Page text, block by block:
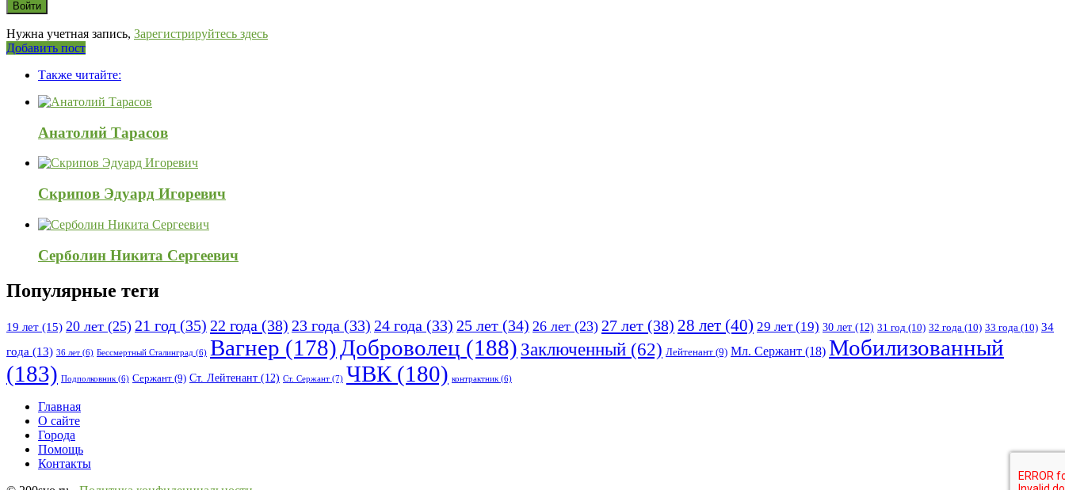
Нужна учетная запись, Зарегистрируйтесь здесь
Боковая
Добавить пост
120x600Также читайте:
Анатолий Тарасов
Скрипов Эдуард Игоревич
Серболин Никита Сергеевич
Популярные теги
19 лет (15) 20 лет (25) 21 год (35) 22 года (38) 23 года (33) 24 года (33) 25 лет (34) 26 лет (23) 27 лет (38) 28 лет (40) 29 лет(19) 30 лет (12) 31 год (10) 32 года (10) 33 года (10) 34
года (13) 36 лет (6) Бессмертный Сталинград (6) Вагнер (178)Доброволец (188) Заключенный (62) Лейтенант (9) Мл. Сержант (18) Мобилизованный
(183) Подполковник(6) Сержант (9) Ст. Лейтенант (12) Ст. Сержант (7) ЧВК(180) контрактник(6)
Исследовать
Главная
О сайте
Города
Помощь
Контакты